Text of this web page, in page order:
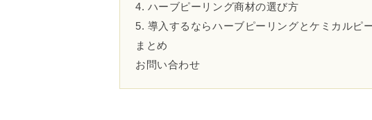
4. ハーブピーリング商材の選び方
5. 導入するならハーブピーリングとケミカルピ
まとめ
お問い合わせ